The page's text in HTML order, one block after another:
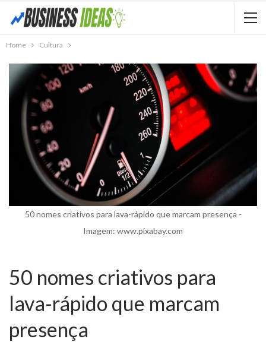
Home Cultura
50 nomes criativos para lava-rápido que marcam presença -
Imagem: www.pixabay.com
50 nomes criativos para
lava-rápido que marcam
presença